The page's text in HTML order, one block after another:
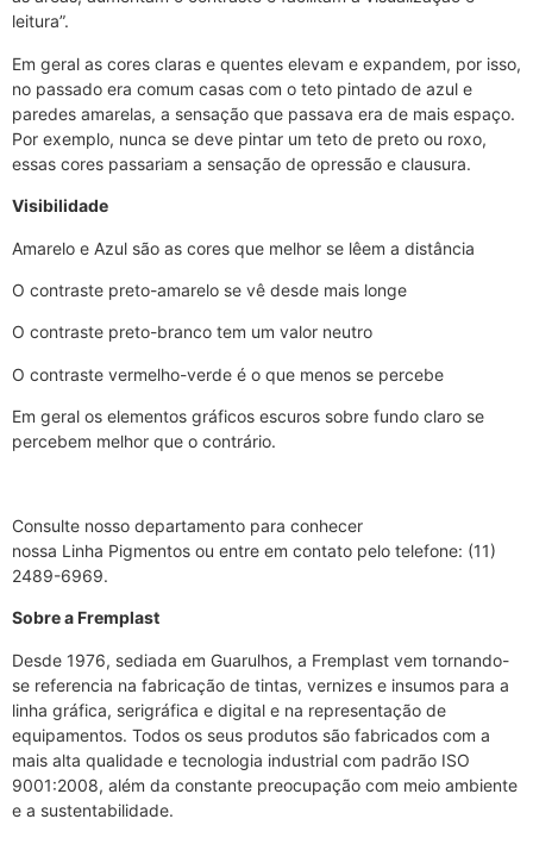
leitura”.
Em geral as cores claras e quentes elevam e expandem, por isso,
no passado era comum casas com o teto pintado de azul e
paredes amarelas, a sensação que passava era de mais espaço.
Por exemplo, nunca se deve pintar um teto de preto ou roxo,
essas cores passariam a sensação de opressão e clausura.
Visibilidade
Amarelo e Azul são as cores que melhor se lêem a distância
O contraste preto-amarelo se vê desde mais longe
O contraste preto-branco tem um valor neutro
O contraste vermelho-verde é o que menos se percebe
Em geral os elementos gráficos escuros sobre fundo claro se
percebem melhor que o contrário.
Consulte nosso departamento para conhecer
nossa Linha Pigmentos ou entre em contato pelo telefone: (11)
2489-6969.
Sobre a Fremplast
Desde 1976, sediada em Guarulhos, a Fremplast vem tornando-
se referencia na fabricação de tintas, vernizes e insumos para a
linha gráfica, serigráfica e digital e na representação de
equipamentos. Todos os seus produtos são fabricados com a
mais alta qualidade e tecnologia industrial com padrão ISO
9001:2008, além da constante preocupação com meio ambiente
e a sustentabilidade.